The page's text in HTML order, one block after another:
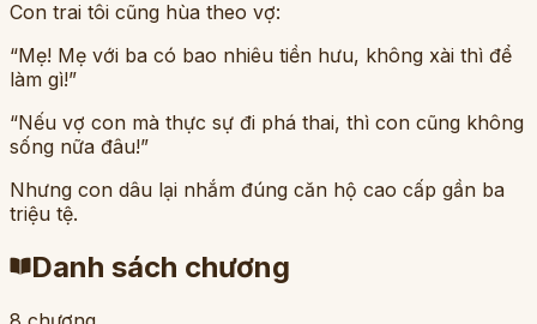
Con trai tôi cũng hùa theo vợ:
“Mẹ! Mẹ với ba có bao nhiêu tiền hưu, không xài thì để
làm gì!”
“Nếu vợ con mà thực sự đi phá thai, thì con cũng không
sống nữa đâu!”
Nhưng con dâu lại nhắm đúng căn hộ cao cấp gần ba
triệu tệ.
Danh sách chương